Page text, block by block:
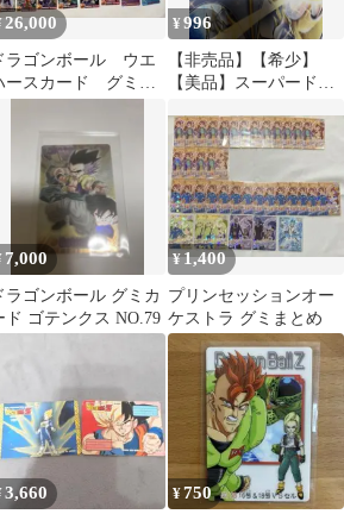
26,000
ラゴンボール ウエ
ースカード グミカ
¥996
【非売品】【希少】
【美品】スーパードラ
カード 5枚セット
7,000
ラゴンボール グミカ
ド ゴテンクス NO.79
¥1,400
プリンセッションオー
ケストラ グミまとめ
3,660 ¥750